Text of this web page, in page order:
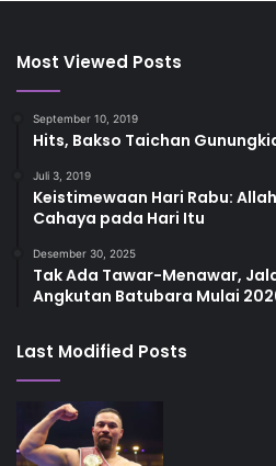
Most Viewed Posts
September 10, 2019
Hits, Bakso Taichan
Juli 3, 2019
Keistimewaan Hari Rabu:
Cahaya pada Hari Itu
Desember 30, 2025
Tak Ada Tawar-Menawar,
Angkutan Batubara Mulai
Last Modified Posts